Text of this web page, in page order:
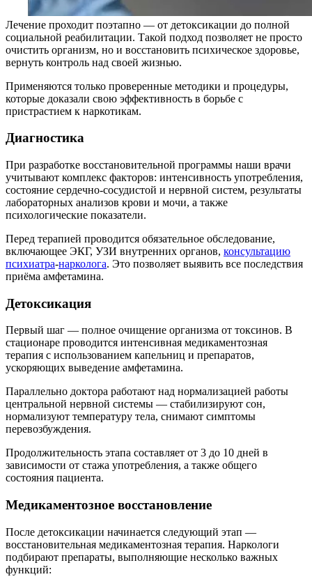
Лечение проходит поэтапно — от детоксикации до полной
социальной реабилитации. Такой подход позволяет не просто
очистить организм, но и восстановить психическое здоровье,
вернуть контроль над своей жизнью.
Применяются только проверенные методики и процедуры,
которые доказали свою эффективность в борьбе с
пристрастием к наркотикам.
Диагностика
При разработке восстановительной программы наши врачи
учитывают комплекс факторов: интенсивность употребления,
состояние сердечно-сосудистой и нервной систем, результаты
лабораторных анализов крови и мочи, а также
психологические показатели.
Перед терапией проводится обязательное обследование,
включающее ЭКГ, УЗИ внутренних органов, консультацию
психиатра-нарколога. Это позволяет выявить все последствия
приёма амфетамина.
Детоксикация
Первый шаг — полное очищение организма от токсинов. В
стационаре проводится интенсивная медикаментозная
терапия с использованием капельниц и препаратов,
ускоряющих выведение амфетамина.
Параллельно доктора работают над нормализацией работы
центральной нервной системы — стабилизируют сон,
нормализуют температуру тела, снимают симптомы
перевозбуждения.
Продолжительность этапа составляет от 3 до 10 дней в
зависимости от стажа употребления, а также общего
состояния пациента.
Медикаментозное восстановление
После детоксикации начинается следующий этап —
восстановительная медикаментозная терапия. Наркологи
подбирают препараты, выполняющие несколько важных
функций: